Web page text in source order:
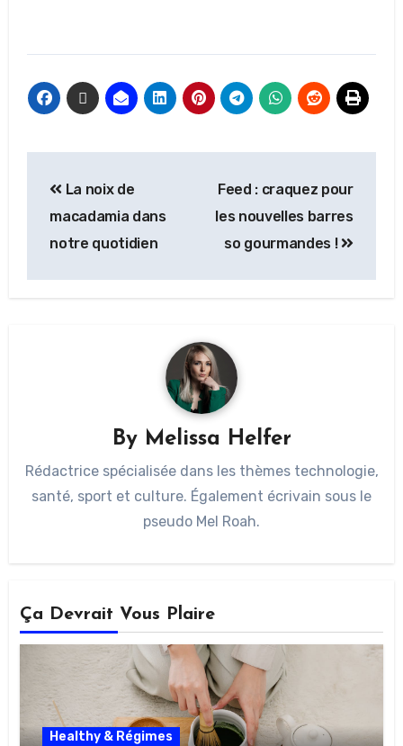
La noix de
macadamia dans
notre quotidien
Feed : craquez pour
les nouvelles barres
so gourmandes !
By Melissa Helfer
Rédactrice spécialisée dans les thèmes technologie,
santé, sport et culture. Également écrivain sous le
pseudo Mel Roah.
Ça Devrait Vous Plaire
Healthy & Régimes